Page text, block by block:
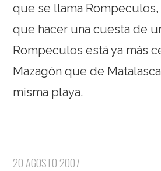
que se llama
que hacer una cuesta de
Rompeculos está ya más
Mazagón que de
misma playa.
20 AGOSTO 2007